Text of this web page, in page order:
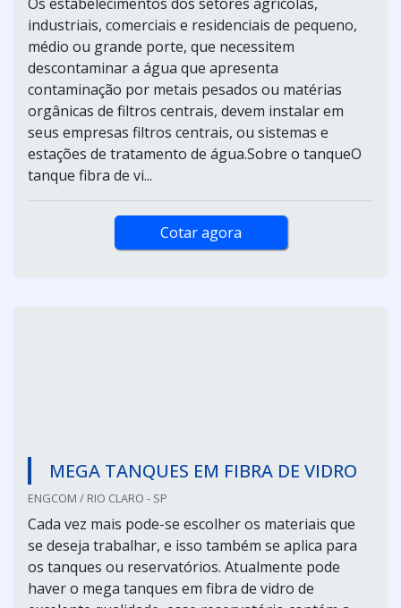
industriais, comerciais e residenciais de pequeno,
médio ou grande porte, que necessitem
descontaminar a água que apresenta
contaminação por metais pesados ou matérias
orgânicas de filtros centrais, devem instalar em
seus empresas filtros centrais, ou sistemas e
estações de tratamento de água.Sobre o tanqueO
tanque fibra de vi...
Cotar agora
MEGA TANQUES EM FIBRA DE VIDRO
ENGCOM / RIO CLARO - SP
Cada vez mais pode-se escolher os materiais que
se deseja trabalhar, e isso também se aplica para
os tanques ou reservatórios. Atualmente pode
haver o mega tanques em fibra de vidro de